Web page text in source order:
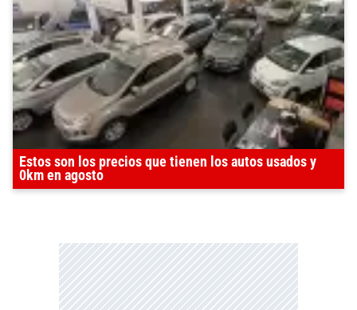
Estos son los precios que tienen los autos usados y
0km en agosto